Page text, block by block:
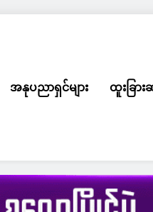
အနုပညာရှင်များ ထူးခြား